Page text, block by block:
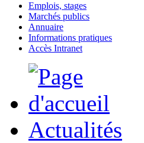
Emplois, stages
Marchés publics
Annuaire
Informations pratiques
Accès Intranet
Actualités